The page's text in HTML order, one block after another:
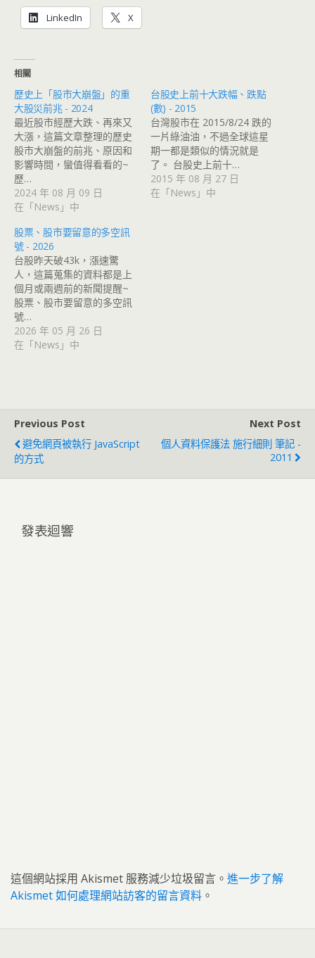
LinkedIn X
相關
歷史上「股市大崩盤」的重
大股災前兆 - 2024
最近股市經歷大跌、再來又
大漲，這篇文章整理的歷史
股市大崩盤的前兆、原因和
影響時間，蠻值得看看的~
歷…
2024 年 08 月 09 日
在「News」中
台股史上前十大跌幅、跌點
(數) - 2015
台灣股市在 2015/8/24 跌的
一片綠油油，不過全球這星
期一都是類似的情況就是
了。 台股史上前十…
2015 年 08 月 27 日
在「News」中
股票、股市要留意的多空訊
號 - 2026
台股昨天破43k，漲速驚
人，這篇蒐集的資料都是上
個月或兩週前的新聞提醒~
股票、股市要留意的多空訊
號…
2026 年 05 月 26 日
在「News」中
Previous Post
避免網頁被執行 JavaScript
的方式
Next Post
個人資料保護法 施行細則 筆記 -
2011
發表迴響
這個網站採用 Akismet 服務減少垃圾留言。 進一步了解
Akismet 如何處理網站訪客的留言資料 。